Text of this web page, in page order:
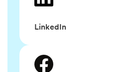
LinkedIn